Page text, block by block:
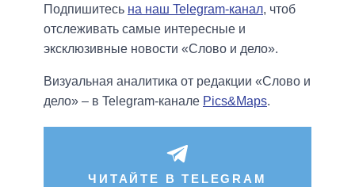
Подпишитесь на наш Telegram-канал, чтоб
отслеживать самые интересные и
эксклюзивные новости «Слово и дело».
Визуальная аналитика от редакции «Слово и
дело» – в Telegram-канале Pics&Maps.
ЧИТАЙТЕ В TELEGRAM